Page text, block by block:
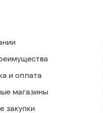
и оплата
магазины
закупки